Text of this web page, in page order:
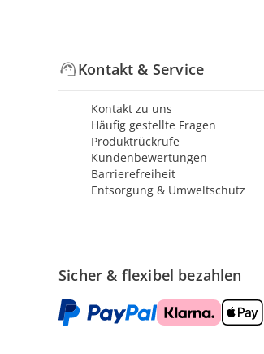
Kontakt & Service
Kontakt zu uns
Häufig gestellte Fragen
Produktrückrufe
Kundenbewertungen
Barrierefreiheit
Entsorgung & Umweltschutz
Sicher & flexibel bezahlen